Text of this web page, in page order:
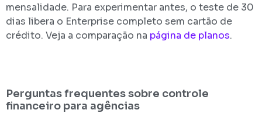
mensalidade. Para experimentar antes, o teste de 30
dias libera o Enterprise completo sem cartão de
crédito. Veja a comparação na página de planos.
Perguntas frequentes sobre controle
financeiro para agências